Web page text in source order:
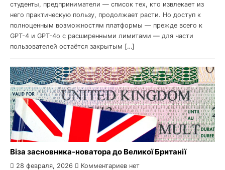
студенты, предприниматели — список тех, кто извлекает из
него практическую пользу, продолжает расти. Но доступ к
полноценным возможностям платформы — прежде всего к
GPT-4 и GPT-4o с расширенными лимитами — для части
пользователей остаётся закрытым […]
Віза засновника-новатора до Великої Британії
28 февраля, 2026 Комментариев нет